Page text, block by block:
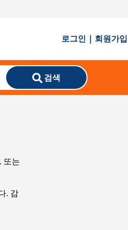
로그인 | 회원가입
검색
또는
. 감